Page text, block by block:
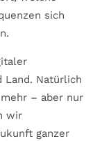
sich
Land. Natürlich
– aber nur
wir
ganzer